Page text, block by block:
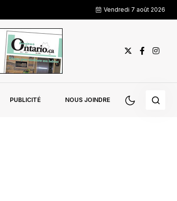
Vendredi 7 août 2026
PUBLICITÉ NOUS JOINDRE